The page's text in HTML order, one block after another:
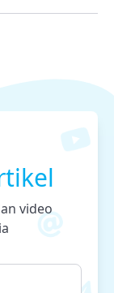
video